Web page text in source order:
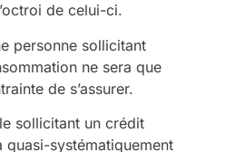
de celui-ci.
personne sollicitant
ne sera que
de s’assurer.
sollicitant un crédit
quasi-systématiquement